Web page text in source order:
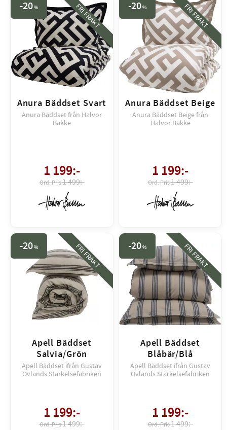
Anura Bäddset Svart
Anura Bäddset från Halvor
Bakke
1 199:-
1 499:-
20% FRI FRAKT
Anura Bäddset Beige
Anura Bäddset Beige från
Halvor Bakke
1 199:-
1 499:-
20% FRI FRAKT
Apell Bäddset
Salvia/Grön
Apell Bäddset ifrån Gustav
Ovlands Stärkelsefabriken
1 199:-
1 499:-
20% FRI FRAKT
Apell Bäddset
Blåbär/Blå
Apell Bäddset ifrån Gustav
Ovlands Stärkelsefabriken
1 199:-
1 499:-
20% FRI FRAKT